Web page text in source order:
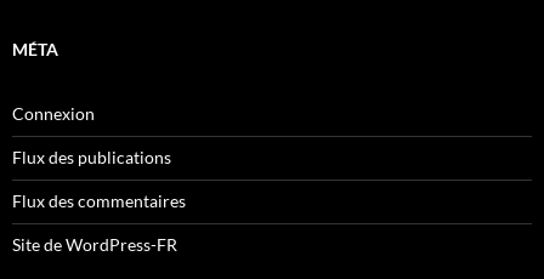
MÉTA
Connexion
Flux des publications
Flux des commentaires
Site de WordPress-FR